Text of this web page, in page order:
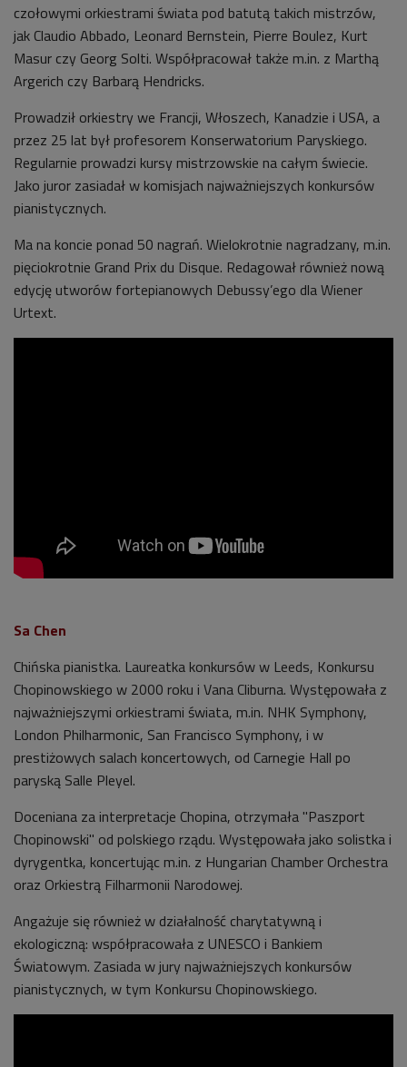
czołowymi orkiestrami świata pod batutą takich mistrzów,
jak Claudio Abbado, Leonard Bernstein, Pierre Boulez, Kurt
Masur czy Georg Solti. Współpracował także m.in. z Marthą
Argerich czy Barbarą Hendricks.
Prowadził orkiestry we Francji, Włoszech, Kanadzie i USA, a
przez 25 lat był profesorem Konserwatorium Paryskiego.
Regularnie prowadzi kursy mistrzowskie na całym świecie.
Jako juror zasiadał w komisjach najważniejszych konkursów
pianistycznych.
Ma na koncie ponad 50 nagrań. Wielokrotnie nagradzany, m.in.
pięciokrotnie Grand Prix du Disque. Redagował również nową
edycję utworów fortepianowych Debussy’ego dla Wiener
Urtext.
Sa Chen
Chińska pianistka. Laureatka konkursów w Leeds, Konkursu
Chopinowskiego w 2000 roku i Vana Cliburna. Występowała z
najważniejszymi orkiestrami świata, m.in. NHK Symphony,
London Philharmonic, San Francisco Symphony, i w
prestiżowych salach koncertowych, od Carnegie Hall po
paryską Salle Pleyel.
Doceniana za interpretacje Chopina, otrzymała "Paszport
Chopinowski" od polskiego rządu. Występowała jako solistka i
dyrygentka, koncertując m.in. z Hungarian Chamber Orchestra
oraz Orkiestrą Filharmonii Narodowej.
Angażuje się również w działalność charytatywną i
ekologiczną: współpracowała z UNESCO i Bankiem
Światowym. Zasiada w jury najważniejszych konkursów
pianistycznych, w tym Konkursu Chopinowskiego.